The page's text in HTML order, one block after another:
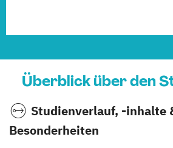
Überblick über den
Studienverlauf, -inhalte
Besonderheiten